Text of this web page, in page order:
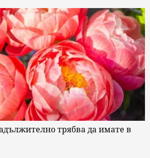
трябва да имате в